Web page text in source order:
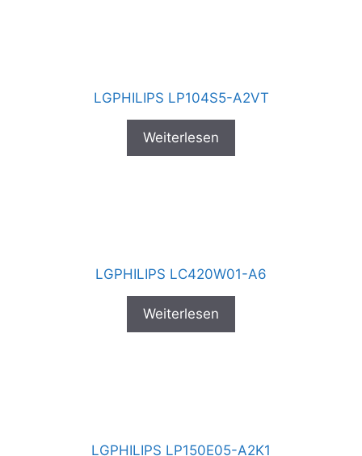
LGPHILIPS LP104S5-A2VT
Weiterlesen
LGPHILIPS LC420W01-A6
Weiterlesen
LGPHILIPS LP150E05-A2K1